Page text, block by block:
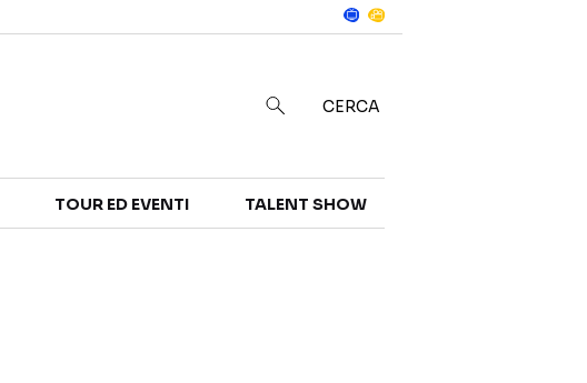
CERCA
TOUR ED EVENTI TALENT SHOW